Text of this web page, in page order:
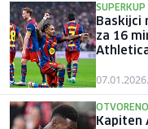
SUPERKUP
Baskijci
za 16
Kapiten